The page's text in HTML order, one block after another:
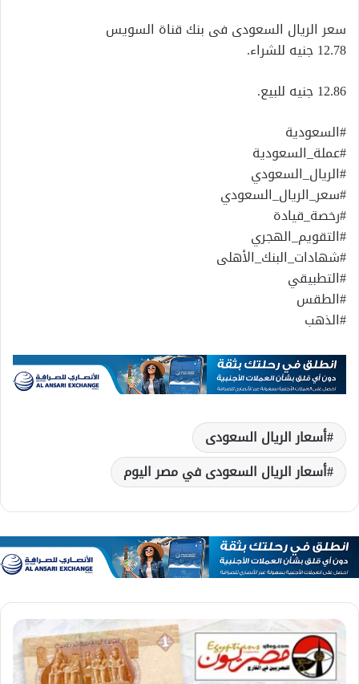
سعر الريال السعودى فى بنك قناة السويس
12.78 جنيه للشراء.
12.86 جنيه للبيع.
#السعودية
#عملة_السعودية
#الريال_السعودي
#سعر_الريال_السعودي
#رخصة_قيادة
#التقويم_الهجري
#شهادات_البنك_الأهلى
#التطبيقي
#الطقس
#الذهب
أسعار الريال السعودى
أسعار الريال السعودى في مصر اليوم